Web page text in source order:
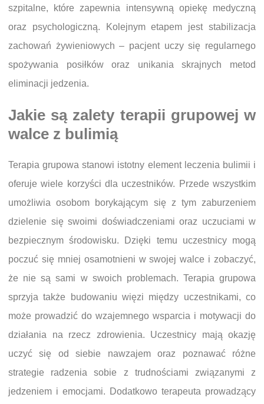
szpitalne, które zapewnia intensywną opiekę medyczną
oraz psychologiczną. Kolejnym etapem jest stabilizacja
zachowań żywieniowych – pacjent uczy się regularnego
spożywania posiłków oraz unikania skrajnych metod
eliminacji jedzenia.
Jakie są zalety terapii grupowej w
walce z bulimią
Terapia grupowa stanowi istotny element leczenia bulimii i
oferuje wiele korzyści dla uczestników. Przede wszystkim
umożliwia osobom borykającym się z tym zaburzeniem
dzielenie się swoimi doświadczeniami oraz uczuciami w
bezpiecznym środowisku. Dzięki temu uczestnicy mogą
poczuć się mniej osamotnieni w swojej walce i zobaczyć,
że nie są sami w swoich problemach. Terapia grupowa
sprzyja także budowaniu więzi między uczestnikami, co
może prowadzić do wzajemnego wsparcia i motywacji do
działania na rzecz zdrowienia. Uczestnicy mają okazję
uczyć się od siebie nawzajem oraz poznawać różne
strategie radzenia sobie z trudnościami związanymi z
jedzeniem i emocjami. Dodatkowo terapeuta prowadzący